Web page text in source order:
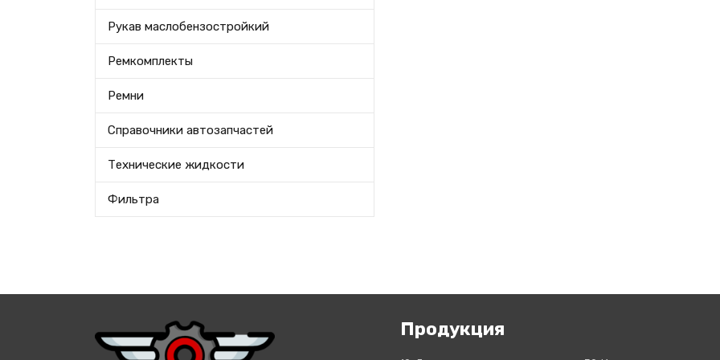
Рукав маслобензостройкий
Ремкомплекты
Ремни
Справочники автозапчастей
Технические жидкости
Фильтра
Продукция